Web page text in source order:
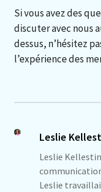
Si vous avez des
discuter avec nous
dessus, n’hésitez
l’expérience des
Leslie
Leslie
Leslie